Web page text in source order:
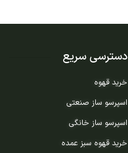
دسترسی سریع
خرید قهوه
اسپرسو ساز صنعتی
اسپرسو ساز خانگی
خرید قهوه سبز عمده